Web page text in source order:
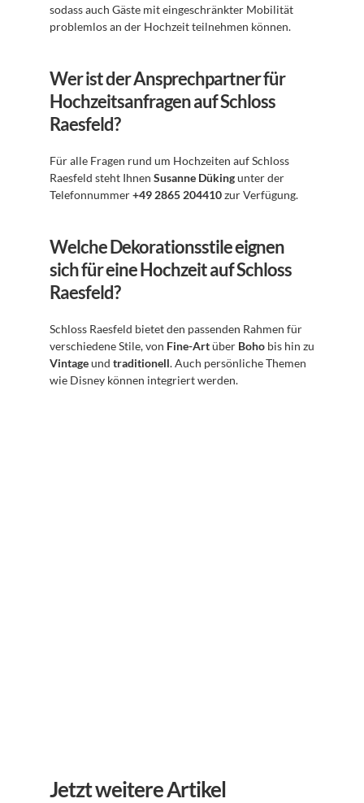
sodass auch Gäste mit eingeschränkter Mobilität
problemlos an der Hochzeit teilnehmen können.
Wer ist der Ansprechpartner für
Hochzeitsanfragen auf Schloss
Raesfeld?
Für alle Fragen rund um Hochzeiten auf Schloss
Raesfeld steht Ihnen Susanne Düking unter der
Telefonnummer +49 2865 204410 zur Verfügung.
Welche Dekorationsstile eignen
sich für eine Hochzeit auf Schloss
Raesfeld?
Schloss Raesfeld bietet den passenden Rahmen für
verschiedene Stile, von Fine-Art über Boho
Vintage und traditionell. Auch persönliche Themen
wie Disney können integriert werden.
Jetzt weitere Artikel